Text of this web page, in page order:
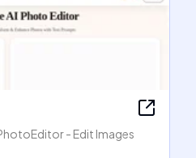
- Edit Images